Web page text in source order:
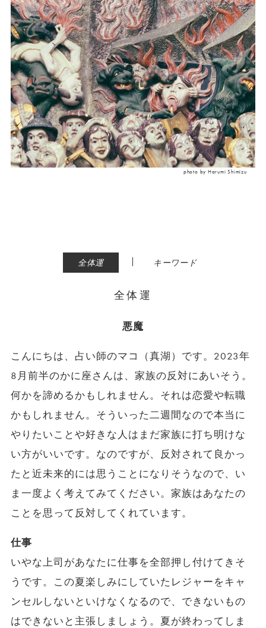
photo by Harumi Shimizu
全体運 | キーワード
全体運
悪魔
こんにちは、占い師のマコ（真湖）です。2023年
8月前半のかに座さんは、家族の反対にあいそう。
何かを諦めるかもしれません。それは恋愛や転職
かもしれません。そういった二週間なので本当に
やりたいことや好きな人はまだ家族に打ち明けな
い方がいいです。なのですが、反対されて良かっ
たと近未来的には思うことになりそうなので、い
ま一度よく考えてみてください。家族はあなたの
ことを思って反対してくれています。
仕事
いやな上司があなたに仕事を全部押し付けてきそ
うです。この夏楽しみにしていたレジャーをキャ
ンセルしないといけなくなるので、できないもの
はできないと主張しましょう。夏が終わってしま